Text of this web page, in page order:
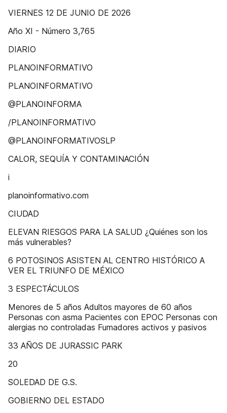
VIERNES 12 DE JUNIO DE 2026
Año XI - Número 3,765
DIARIO
PLANOINFORMATIVO
PLANOINFORMATIVO
@PLANOINFORMA
/PLANOINFORMATIVO
@PLANOINFORMATIVOSLP
CALOR, SEQUÍA Y CONTAMINACIÓN
i
planoinformativo.com
CIUDAD
ELEVAN RIESGOS PARA LA SALUD ¿Quiénes son los
más vulnerables?
6 POTOSINOS ASISTEN AL CENTRO HISTÓRICO A
VER EL TRIUNFO DE MÉXICO
3 ESPECTÁCULOS
Menores de 5 años Adultos mayores de 60 años
Personas con asma Pacientes con EPOC Personas con
alergias no controladas Fumadores activos y pasivos
33 AÑOS DE JURASSIC PARK
20
SOLEDAD DE G.S.
GOBIERNO DEL ESTADO